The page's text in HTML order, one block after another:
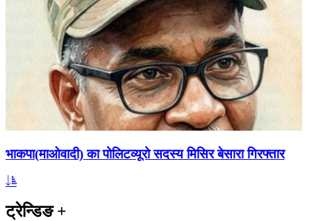
भाकपा(माओवादी) का पोलिटव्यूरो सदस्य मिसिर बेसारा गिरफ्तार
ट्रेन्डिङ+